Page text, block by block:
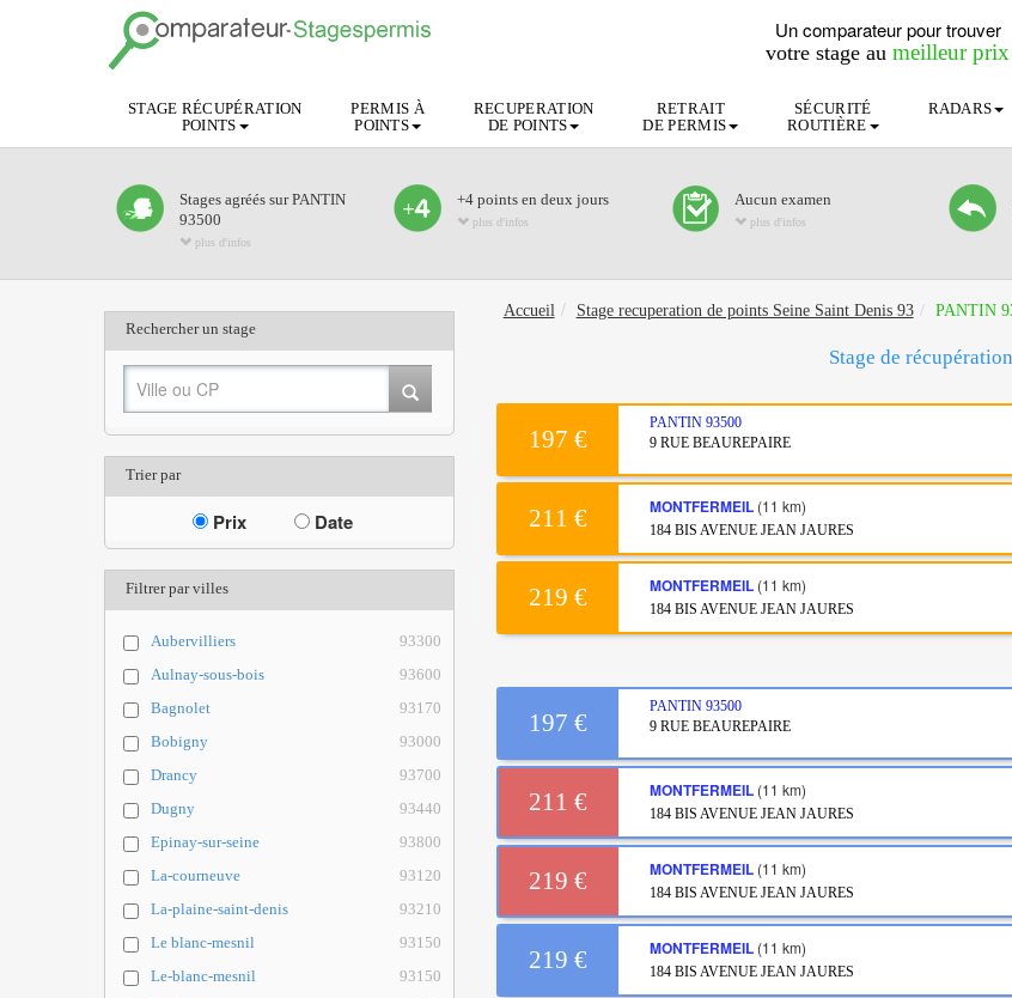
Un comparateur pour trouver
votre stage aumeilleur prix
STAGE RÉCUPÉRATION
POINTS
PERMIS À
POINTS
RECUPERATION
DE POINTS
RETRAIT
DE PERMIS
SÉCURITÉ
ROUTIÈRE
RADARS
Stages agréés sur PANTIN
93500
plus d'infos
+4 points en deux jours
plus d'infos
Aucun examen
plus d'infos
Rechercher un stage
Trier par
Prix Date
Filtrer par villes
Aubervilliers
93300
Aulnay-sous-bois
93600
Bagnolet
93170
Bobigny
93000
Drancy
93700
Dugny
93440
Epinay-sur-seine
93800
La-courneuve
93120
La-plaine-saint-denis
93210
Le blanc-mesnil
93150
Le-blanc-mesnil
93150
Accueil Stage recuperation de points Seine Saint Denis 93 PANTIN
Stage de
197 €
PANTIN 93500
9 RUE BEAUREPAIRE
211 € MONTFERMEIL(11 km)
184 BIS AVENUE JEAN JAURES
219 € MONTFERMEIL(11 km)
184 BIS AVENUE JEAN JAURES
197 €
PANTIN 93500
9 RUE BEAUREPAIRE
211 € MONTFERMEIL(11 km)
184 BIS AVENUE JEAN JAURES
219 € MONTFERMEIL(11 km)
184 BIS AVENUE JEAN JAURES
219 € MONTFERMEIL(11 km)
184 BIS AVENUE JEAN JAURES